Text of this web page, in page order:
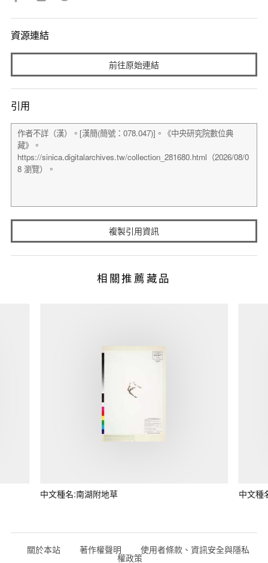
資源連結
前往原始連結
引用
複製引用資訊
相關推薦藏品
中文種名:南湖附地草 中文種
關於本站 著作權聲明 使用者條款、資訊安全與隱私
權政策